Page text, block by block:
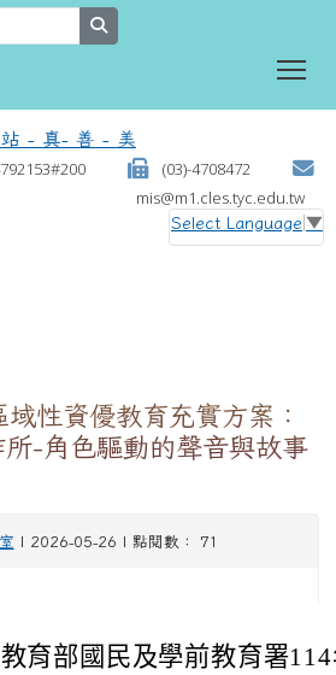
(03)-4708472
mis@m1.cles.tyc.edu.tw
Select Language ▼
性資優教育充實方案：
所-角色驅動的聲音與故事
| 2026-05-26 | 點閱數： 71
育部國民及學前教育署